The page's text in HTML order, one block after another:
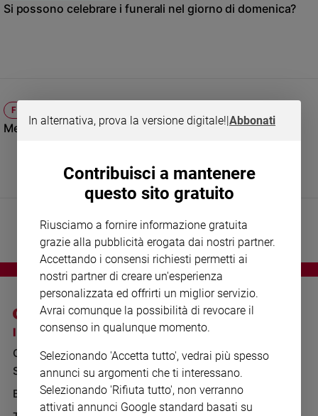
Interviste
Chiesa
Devozione
Santo
del
Società
e
valori
Si possono celebrare i funerali nel giorno di domenica?
FEDE E SPIRITUALITÀ
Messe televisive, precetto e ministerialità della Chiesa
I SITI SAN PAOLO
GRUPPO EDITORIALE
SAN PAOLO
BENESSERE
NOTE LEGALI
PRIVACY POLICY
INFORMATIVA
WHISTLEBLOWING
SOCIAL
In alternativa, prova la versione digitale!|Abbonati
Contribuisci a mantenere
questo sito gratuito
Riusciamo a fornire informazione gratuita
grazie alla pubblicità erogata dai nostri partner.
Accettando i consensi richiesti permetti ai
nostri partner di creare un'esperienza
personalizzata ed offrirti un miglior servizio.
Avrai comunque la possibilità di revocare il
consenso in qualunque momento.
Selezionando 'Accetta tutto', vedrai più spesso
annunci su argomenti che ti interessano.
Selezionando 'Rifiuta tutto', non verranno
attivati annunci Google standard basati su